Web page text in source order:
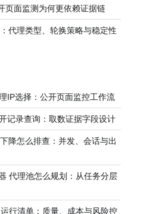
页面监测为何更依赖证据链
代理类型、轮换策略与稳定性
IP选择：公开页面监控工作流
记录查询：取数证据字段设计
降怎么排查：并发、会话与出
代理池怎么规划：从任务分层
行清单：质量、成本与风险控